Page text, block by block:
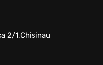
2/1,Chisinau